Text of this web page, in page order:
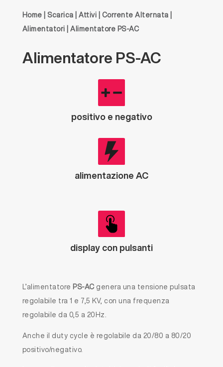
Home Scarica |Attivi Corrente Alternata
Alimentatori | Alimentatore PS-AC
Alimentatore PS-AC
positivo e negativo
alimentazione AC
display con pulsanti
L’alimentatore PS-AC genera una tensione pulsata
regolabile tra 1 e 7,5 KV, con una frequenza
regolabile da 0,5 a 20Hz.
Anche il duty cycle è regolabile da 20/80 a 80/20
positivo/negativo.